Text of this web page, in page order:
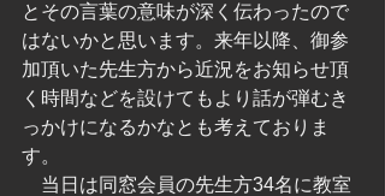
とその言葉の意味が深く伝わったので
はないかと思います。来年以降、御参
加頂いた先生方から近況をお知らせ頂
く時間などを設けてもより話が弾むき
っかけになるかなとも考えておりま
す。
当日は同窓会員の先生方34名に教室